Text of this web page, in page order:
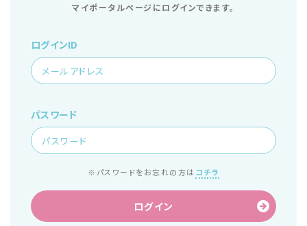
マイポータルページにログインできます。
ログインID
パスワード
※パスワードをお忘れの方は コチラ
ログイン